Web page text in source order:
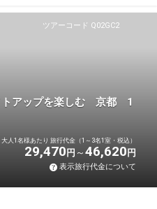
ツアーコード Q02GC2
トアップを楽しむ 京都 1
大人1名様あたり 旅行代金（1～3名1室・税込）
29,470 円 46,620 円
表示旅行代金について